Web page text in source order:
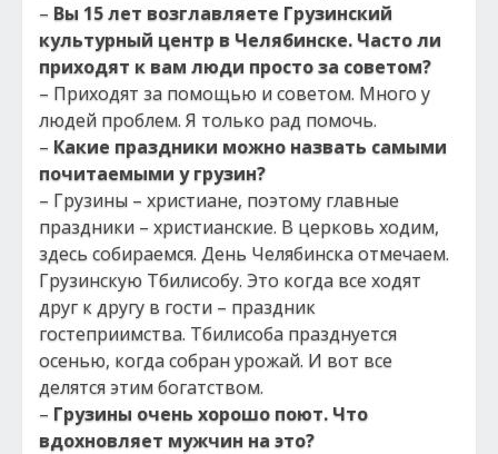
– Вы 15 лет возглавляете Грузинский
культурный центр в Челябинске. Часто ли
приходят к вам люди просто за советом?
– Приходят за помощью и советом. Много у
людей проблем. Я только рад помочь.
– Какие праздники можно назвать самыми
почитаемыми у грузин?
– Грузины – христиане, поэтому главные
праздники – христианские. В церковь ходим,
здесь собираемся. День Челябинска отмечаем.
Грузинскую Тбилисобу. Это когда все ходят
друг к другу в гости – праздник
гостеприимства. Тбилисоба празднуется
осенью, когда собран урожай. И вот все
делятся этим богатством.
– Грузины очень хорошо поют. Что
вдохновляет мужчин на это?